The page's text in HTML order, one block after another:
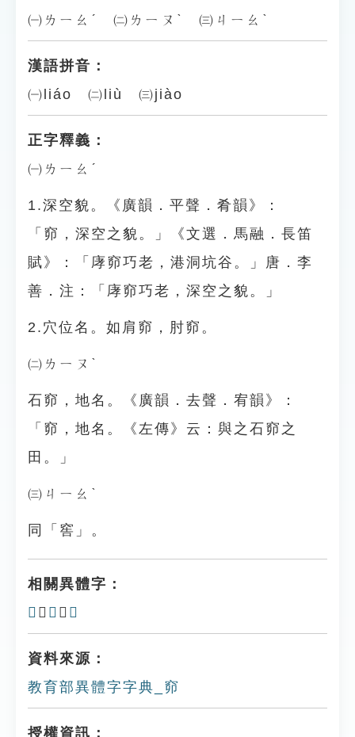
㈠ㄌㄧㄠˊ ㈡ㄌㄧㄡˋ ㈢ㄐㄧㄠˋ
漢語拼音：
㈠liáo ㈡liù ㈢jiào
正字釋義：
㈠ㄌㄧㄠˊ
1.深空貌。《廣韻．平聲．肴韻》：
「窌，深空之貌。」《文選．馬融．長笛
賦》：「庨窌巧老，港洞坑谷。」唐．李
善．注：「庨窌巧老，深空之貌。」
2.穴位名。如肩窌，肘窌。
㈡ㄌㄧㄡˋ
石窌，地名。《廣韻．去聲．宥韻》：
「窌，地名。《左傳》云：與之石窌之
田。」
㈢ㄐㄧㄠˋ
同「窖」。
相關異體字：
𥥤 、 𥥺 、 𥥹
資料來源：
教育部異體字字典_窌
授權資訊：